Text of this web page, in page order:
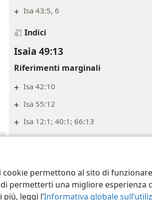
permettono al sito di
permetterti una migliore esperienza
leggi l’Informativa globale
+ Isa 43:5, 6
Indici
Isaia 49:13
Riferimenti marginali
+ Isa 42:10
+ Isa 55:12
+ Isa 12:1; 40:1; 66:13
+ Isa 44:23; 61:3; Ger 31:13
Isaia 49:14
Riferimenti marginali